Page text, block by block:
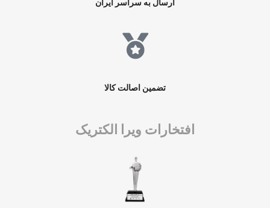
ارسال به سراسر ایران
تضمین اصالت کالا
افتخارات ویرا الکتریک